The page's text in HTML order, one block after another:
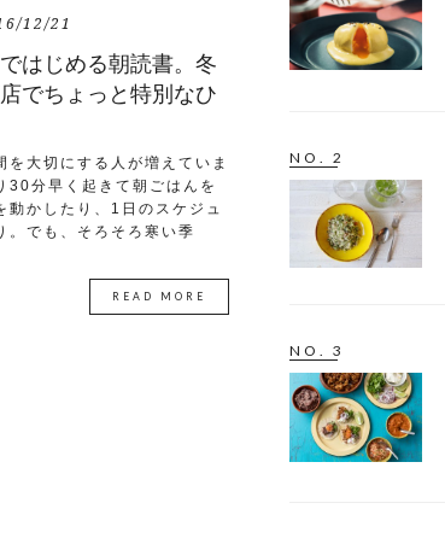
12/21
はじめる朝読書。冬
でちょっと特別なひ
を大切にする人が増えていま
30分早く起きて朝ごはんを
動かしたり、1日のスケジュ
。でも、そろそろ寒い季
READ MORE
NO. 2
NO. 3